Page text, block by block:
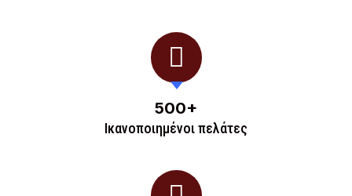
500+
Ικανοποιημένοι πελάτες